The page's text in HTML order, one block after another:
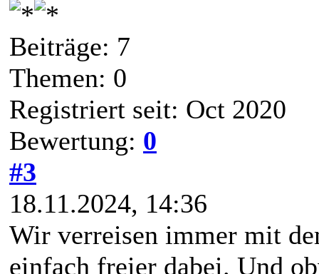
Beiträge: 7
Themen: 0
Registriert seit: Oct 2020
Bewertung: 0
#3
18.11.2024, 14:36
Wir verreisen immer mit
einfach freier dabei. Und